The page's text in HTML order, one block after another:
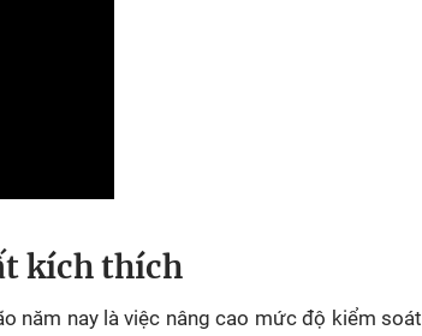
kích thích
năm nay là việc nâng cao mức độ kiểm soát